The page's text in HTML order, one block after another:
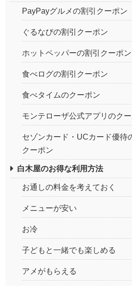
PayPayグルメの割引クーポン
ぐるなびの割引クーポン
ホットペッパーの割引クーポン
食べログの割引クーポン
食べタイムのクーポン
モンテローザ公式アプリのク
セゾンカード・UCカード優待
クーポン
白木屋のお得な利用方法
お通しの料金を考えておく
メニューが安い
お冷
子どもと一緒でも楽しめる
アメがもらえる